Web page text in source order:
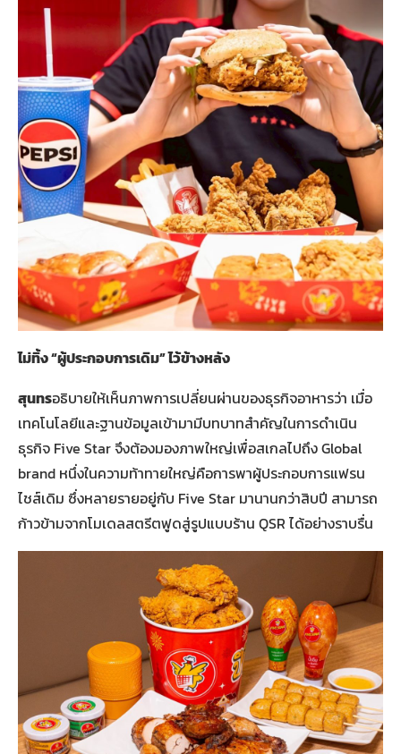
ไม่ทิ้ง “ผู้ประกอบการเดิม” ไว้ข้างหลัง
สุนทรอธิบายให้เห็นภาพการเปลี่ยนผ่านของธุรกิจอาหารว่า เมื่อ
เทคโนโลยีและฐานข้อมูลเข้ามามีบทบาทสำคัญในการดำเนิน
ธุรกิจ Five Star จึงต้องมองภาพใหญ่เพื่อสเกลไปถึง Global
brand หนึ่งในความท้าทายใหญ่คือการพาผู้ประกอบการแฟรน
ไชส์เดิม ซึ่งหลายรายอยู่กับ Five Star มานานกว่าสิบปี สามารถ
ก้าวข้ามจากโมเดลสตรีตฟูดสู่รูปแบบร้าน QSR ได้อย่างราบรื่น